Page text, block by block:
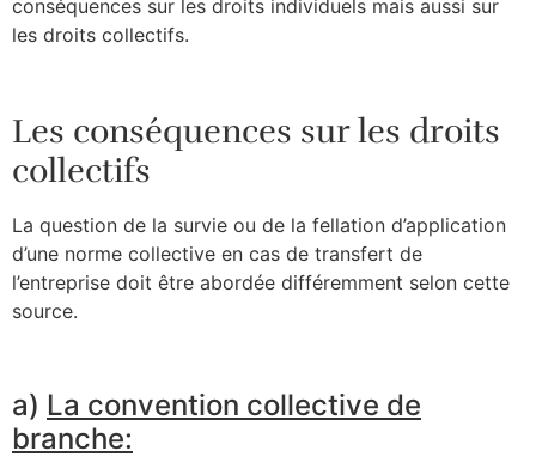
conséquences sur les droits individuels mais aussi sur
les droits collectifs.
Les conséquences sur les droits
collectifs
La question de la survie ou de la fellation d’application
d’une norme collective en cas de transfert de
l’entreprise doit être abordée différemment selon cette
source.
a) La convention collective de
branche: